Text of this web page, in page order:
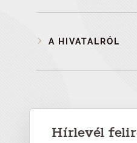
A HIVATALRÓL
Hírlevél